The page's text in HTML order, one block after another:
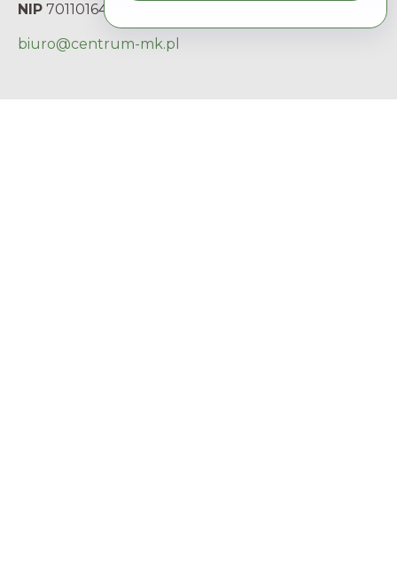
NIP 7011016480
biuro@centrum-mk.pl